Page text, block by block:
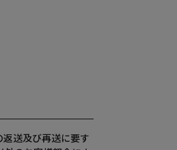
送及び再送に要す